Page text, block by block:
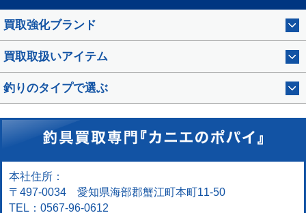
買取強化ブランド
買取取扱いアイテム
釣りのタイプで選ぶ
本社住所：
〒497-0034 愛知県海部郡蟹江町本町11-50
TEL：0567-96-0612